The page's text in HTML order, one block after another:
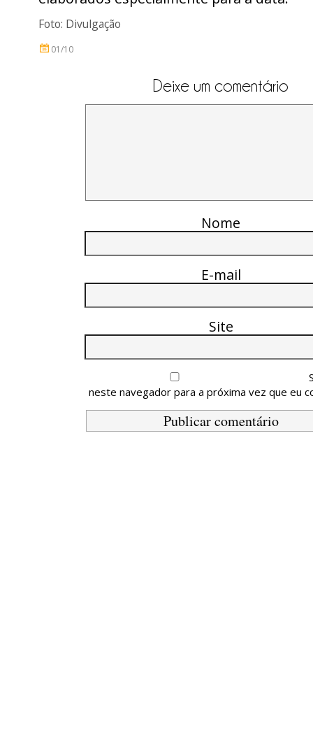
Foto: Divulgação
01/10
Deixe um comentário
Nome
E-mail
Site
neste navegador para a próxima vez que eu